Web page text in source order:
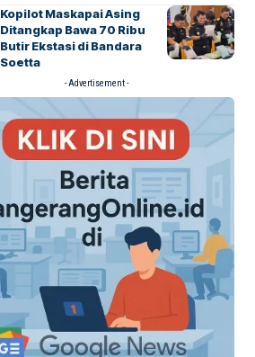
Kopilot Maskapai Asing
Ditangkap Bawa 70 Ribu
Butir Ekstasi di Bandara
Soetta
- Advertisement -